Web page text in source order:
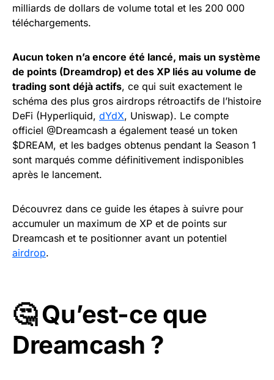
milliards de dollars de volume total et les 200 000
téléchargements.
Aucun token n’a encore été lancé, mais un système
de points (Dreamdrop) et des XP liés au volume de
trading sont déjà actifs, ce qui suit exactement le
schéma des plus gros airdrops rétroactifs de l’histoire
DeFi (Hyperliquid, dYdX, Uniswap). Le compte
officiel @Dreamcash a également teasé un token
$DREAM, et les badges obtenus pendant la Season 1
sont marqués comme définitivement indisponibles
après le lancement.
Découvrez dans ce guide les étapes à suivre pour
accumuler un maximum de XP et de points sur
Dreamcash et te positionner avant un potentiel
airdrop.
🤔 Qu’est-ce que
Dreamcash ?